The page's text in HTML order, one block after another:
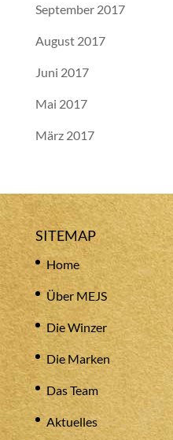
September 2017
August 2017
Juni 2017
Mai 2017
März 2017
SITEMAP
Home
Über MEJS
Die Winzer
Die Marken
Das Team
Aktuelles